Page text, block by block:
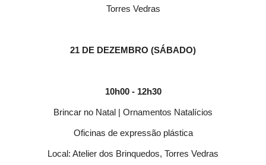
Torres Vedras
21 DE DEZEMBRO (SÁBADO)
10h00 - 12h30
Brincar no Natal | Ornamentos Natalícios
Oficinas de expressão plástica
Local: Atelier dos Brinquedos, Torres Vedras